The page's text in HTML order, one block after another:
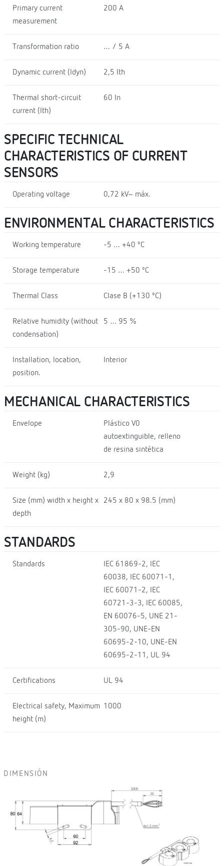
Primary current
measurement
200 A
Transformation ratio … / 5 A
Dynamic current (Idyn) 2,5 Ith
Thermal short-circuit
current (Ith)
60 In
SPECIFIC TECHNICAL
CHARACTERISTICS OF CURRENT
SENSORS
Operating voltage 0,72 kV~ máx.
ENVIRONMENTAL CHARACTERISTICS
Working temperature -5 … +40 ºC
Storage temperature -15 … +50 ºC
Thermal Class Clase B (+130 ºC)
Relative humidity (without
condensation)
5 … 95 %
Installation, location,
position.
Interior
MECHANICAL CHARACTERISTICS
Envelope
Plástico V0
autoextinguible, relleno
de resina sintética
Weight (kg) 2,9
Size (mm) width x height x
depth
245 x 80 x 98.5 (mm)
STANDARDS
Standards
IEC 61869-2, IEC
60038, IEC 60071-1,
IEC 60071-2, IEC
60721-3-3, IEC 60085,
EN 60076-5, UNE 21-
305-90, UNE-EN
60695-2-10, UNE-EN
60695-2-11, UL 94
Certifications UL 94
Electrical safety, Maximum
height (m)
1000
DIMENSIÓN